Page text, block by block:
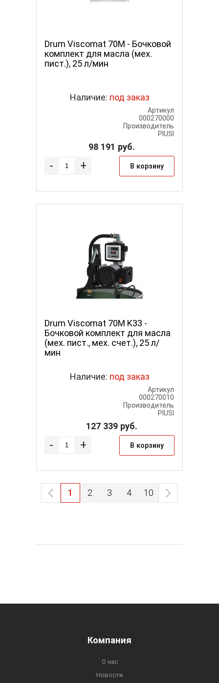
Drum Viscomat 70M - Бочковой
комплект для масла (мех.
пист.), 25 л/мин
Наличие: под заказ
Артикул
000270000
Производитель
PIUSI
98 191 руб.
- + В корзину
Drum Viscomat 70M K33 -
Бочковой комплект для масла
(мех. пист., мех. счет.), 25 л/
мин
Наличие: под заказ
Артикул
000270010
Производитель
PIUSI
127 339 руб.
- + В корзину
1 2 3 4 10
Компания
О нас
Новости